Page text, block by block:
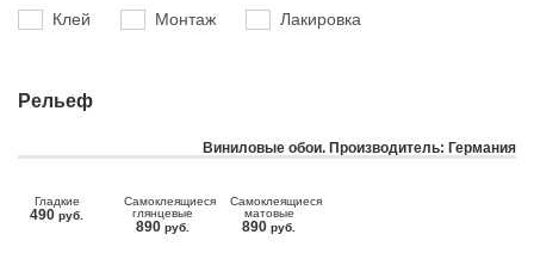
Клей Монтаж Лакировка
Рельеф
Виниловые обои. Производитель: Германия
Гладкие
490 руб.
Самоклеящиеся
глянцевые
890 руб.
Самоклеящиеся
матовые
890 руб.